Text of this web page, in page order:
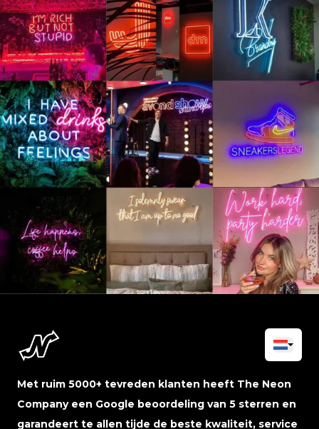
Met ruim 5000+ tevreden klanten heeft The Neon
Company een Google beoordeling van 5 sterren en
garandeert te allen tijde de beste kwaliteit, service